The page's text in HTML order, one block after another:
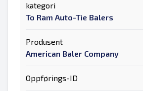
kategori
To Ram Auto-Tie Balers
Produsent
American Baler Company
Oppførings-ID